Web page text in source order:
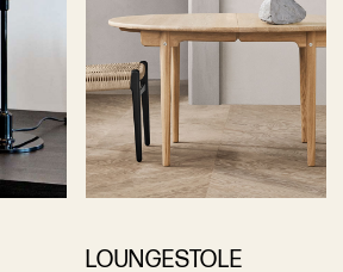
LOUNGESTOLE